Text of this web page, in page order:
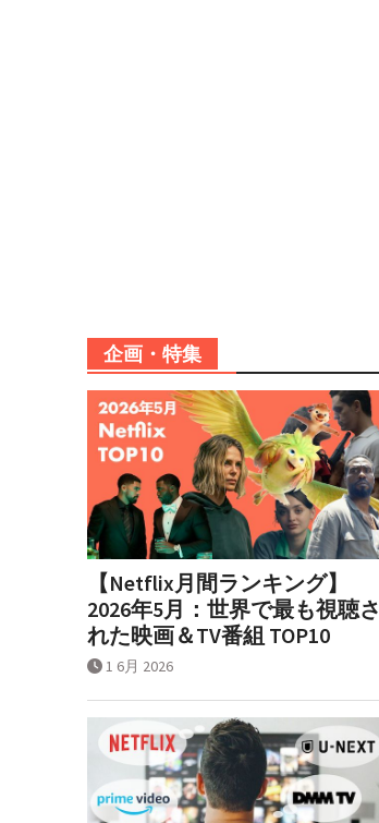
企画・特集
【Netflix月間ランキング】
2026年5月：世界で最も視聴さ
れた映画＆TV番組 TOP10
1 6月 2026